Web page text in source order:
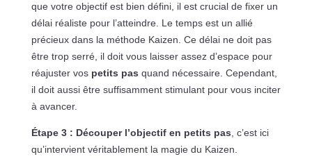
que votre objectif est bien défini, il est crucial de fixer un
délai réaliste pour l’atteindre. Le temps est un allié
précieux dans la méthode Kaizen. Ce délai ne doit pas
être trop serré, il doit vous laisser assez d’espace pour
réajuster vos petits pas quand nécessaire. Cependant,
il doit aussi être suffisamment stimulant pour vous inciter
à avancer.
Étape 3 : Découper l’objectif en petits pas , c’est ici
qu’intervient véritablement la magie du Kaizen.